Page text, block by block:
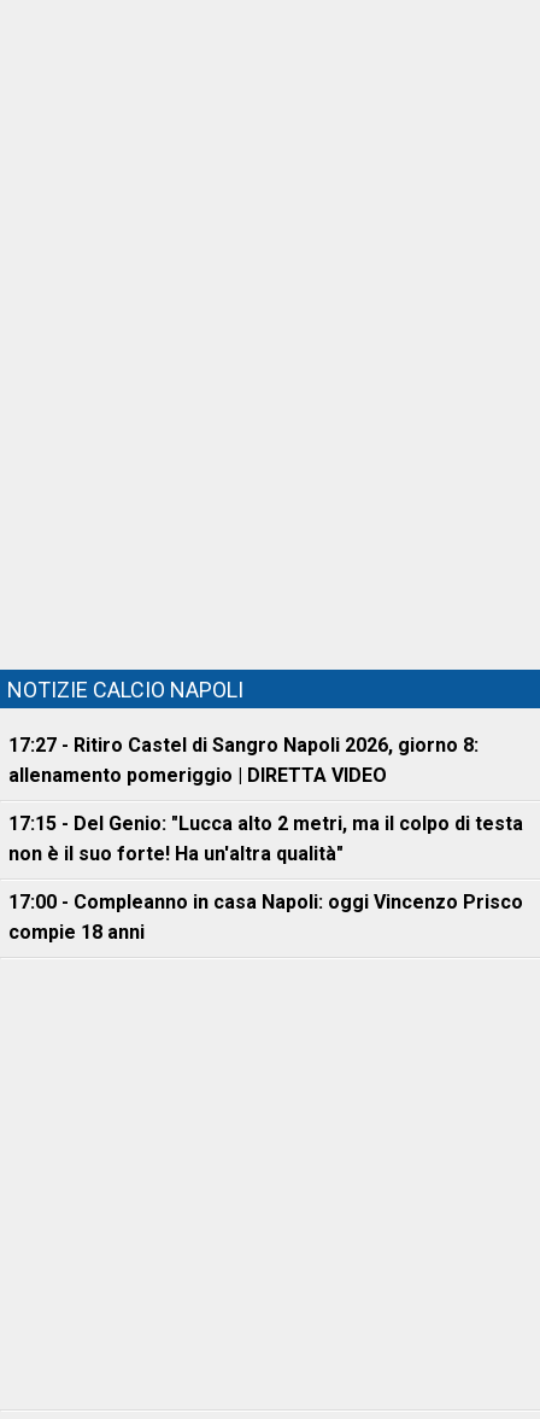
NOTIZIE CALCIO NAPOLI
17:27 - Ritiro Castel di Sangro Napoli 2026, giorno 8:
allenamento pomeriggio | DIRETTA VIDEO
17:15 - Del Genio: "Lucca alto 2 metri, ma il colpo di testa
non è il suo forte! Ha un'altra qualità"
17:00 - Compleanno in casa Napoli: oggi Vincenzo Prisco
compie 18 anni